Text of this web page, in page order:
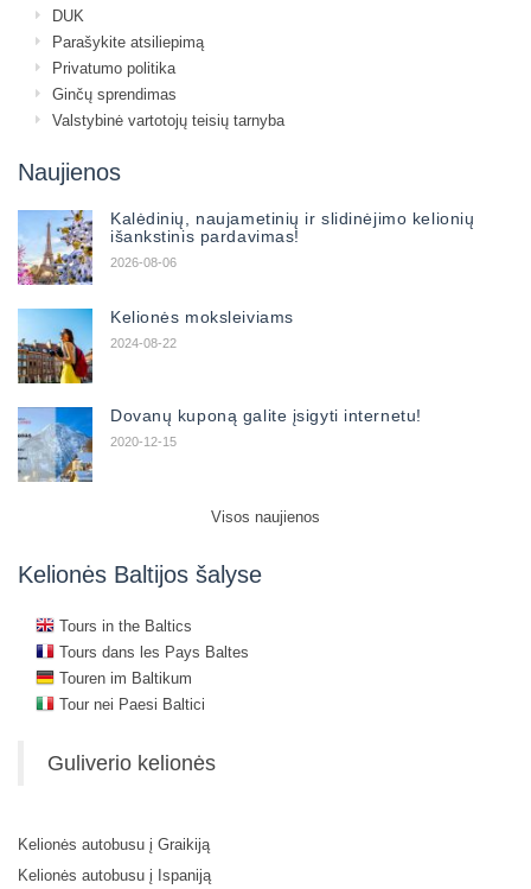
DUK
Parašykite atsiliepimą
Privatumo politika
Ginčų sprendimas
Valstybinė vartotojų teisių tarnyba
Naujienos
Kalėdinių, naujametinių ir slidinėjimo kelionių
išankstinis pardavimas!
2026-08-06
Kelionės moksleiviams
2024-08-22
Dovanų kuponą galite įsigyti internetu!
2020-12-15
Visos naujienos
Kelionės Baltijos šalyse
Tours in the Baltics
Tours dans les Pays Baltes
Touren im Baltikum
Tour nei Paesi Baltici
Guliverio kelionės
Kelionės autobusu į Graikiją
Kelionės autobusu į Ispaniją